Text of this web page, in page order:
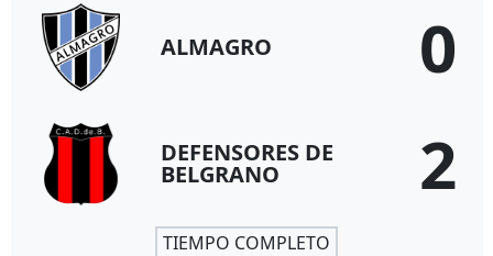
ALMAGRO 0
DEFENSORES DE
BELGRANO 2
TIEMPO COMPLETO